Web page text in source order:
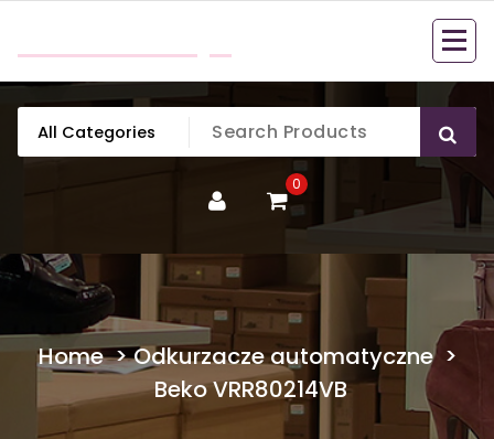
content
0
Home>Odkurzacze automatyczne>
Beko VRR80214VB